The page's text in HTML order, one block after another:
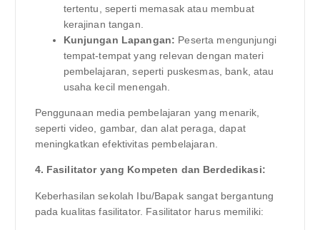
tertentu, seperti memasak atau membuat
kerajinan tangan.
Kunjungan Lapangan: Peserta mengunjungi
tempat-tempat yang relevan dengan materi
pembelajaran, seperti puskesmas, bank, atau
usaha kecil menengah.
Penggunaan media pembelajaran yang menarik,
seperti video, gambar, dan alat peraga, dapat
meningkatkan efektivitas pembelajaran.
4. Fasilitator yang Kompeten dan Berdedikasi:
Keberhasilan sekolah Ibu/Bapak sangat bergantung
pada kualitas fasilitator. Fasilitator harus memiliki: